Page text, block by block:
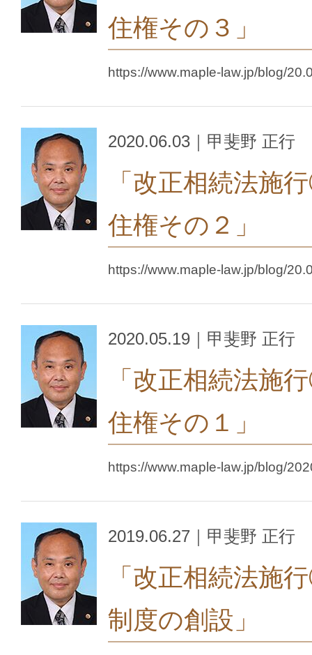
住権その３」
https://www.maple-law.jp/blog/
2020.06.03｜甲斐野 正行
「改正相続法
住権その２」
https://www.maple-law.jp/blog/
2020.05.19｜甲斐野 正行
「改正相続法
住権その１」
https://www.maple-law.jp/blog/
2019.06.27｜甲斐野 正行
「改正相続法施
制度の創設」